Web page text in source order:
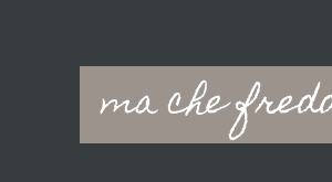
ma che
Main
navigation